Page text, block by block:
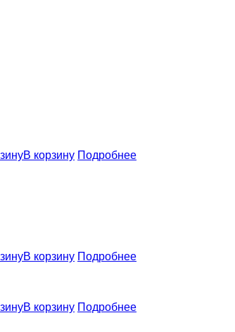
В корзину Подробнее
В корзину Подробнее
В корзину Подробнее